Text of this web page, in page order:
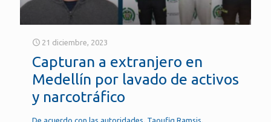
21 diciembre, 2023
Capturan a extranjero en
Medellín por lavado de activos
y narcotráfico
De acuerdo con las autoridades, Taoufiq Ramsis,